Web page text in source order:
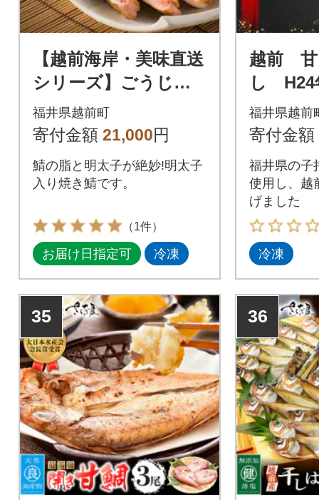
【越前海岸・美味直送
シリーズ】ごうじょ
う鯖 3尾入
福井県越前町
寄付金額 21,000円
鯖の脂と明太子が絶妙!明太子
入り焼き鯖です。
（1件）
お届け日指定可 冷凍
越前 甘
し H24
会会長
福井県越前
寄付金額
福井県の子
使用し、越
げました
冷凍
35 36